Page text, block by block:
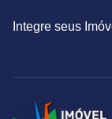
Integre seus